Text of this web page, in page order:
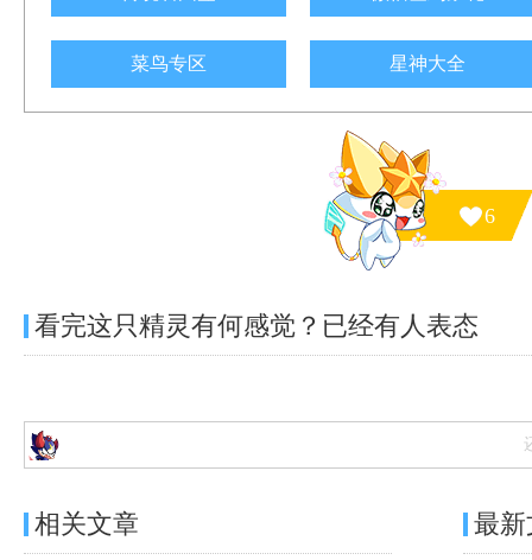
菜鸟专区 星神大全
6
看完这只精灵有何感觉？已经有人表态
相关文章 最